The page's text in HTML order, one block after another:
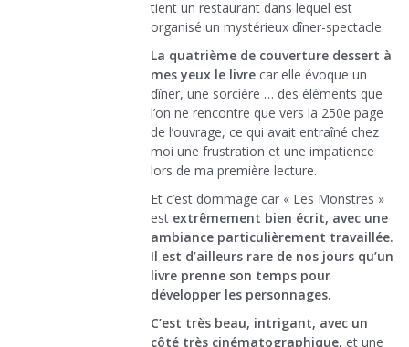
tient un restaurant dans lequel est
organisé un mystérieux dîner-spectacle.
La quatrième de couverture dessert à
mes yeux le livre car elle évoque un
dîner, une sorcière … des éléments que
l’on ne rencontre que vers la 250e page
de l’ouvrage, ce qui avait entraîné chez
moi une frustration et une impatience
lors de ma première lecture.
Et c’est dommage car « Les Monstres »
est extrêmement bien écrit, avec une
ambiance particulièrement travaillée.
Il est d’ailleurs rare de nos jours qu’un
livre prenne son temps pour
développer les personnages.
C’est très beau, intrigant, avec un
côté très cinématographique, et une